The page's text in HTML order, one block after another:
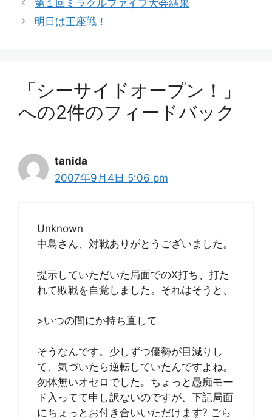
ゴ
リ
第１回ミラクルファイブ大会結果
明日は王座戦！
「シーサイドオープン！」
への2件のフィードバック
tanida
2007年9月4日 5:06 pm
Unknown
中島さん、対戦ありがとうございました。
提示していただいた局面でのX打ち、打た
れて敗戦を自覚しました。それはそうと、
>いつの間にか持ち直して
そうなんです。少しずつ優勢が目減りし
て、気づいたら逆転していたんですよね。
勿体無いオセロでした。ちょっと愚痴モー
ド入ってて申し訳ないのですが、下記局面
にちょっとお付き合いいただけます? ごら